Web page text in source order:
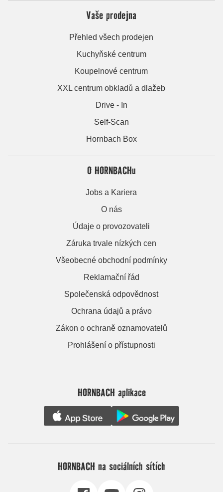
Vaše prodejna
Přehled všech prodejen
Kuchyňské centrum
Koupelnové centrum
XXL centrum obkladů a dlažeb
Drive - In
Self-Scan
Hornbach Box
O HORNBACHu
Jobs a Kariera
O nás
Údaje o provozovateli
Záruka trvale nízkých cen
Všeobecné obchodní podmínky
Reklamační řád
Společenská odpovědnost
Ochrana údajů a právo
Zákon o ochraně oznamovatelů
Prohlášení o přístupnosti
HORNBACH aplikace
HORNBACH na sociálních sítích